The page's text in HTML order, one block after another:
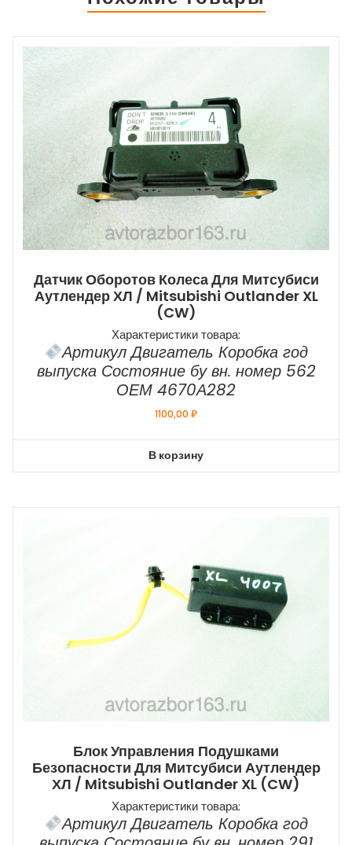
ТЕЛЕФОНУ
Датчик Оборотов Колеса Для Митсубиси
Аутлендер ХЛ / Mitsubishi Outlander XL
(CW)
Характеристики товара:
Артикул Двигатель Коробка год
выпуска Состояние бу вн. номер 562
ОЕМ 4670А282
1100,00₽
В корзину
Блок Управления Подушками
Безопасности Для Митсубиси Аутлендер
ХЛ / Mitsubishi Outlander XL (CW)
Характеристики товара:
Артикул Двигатель Коробка год